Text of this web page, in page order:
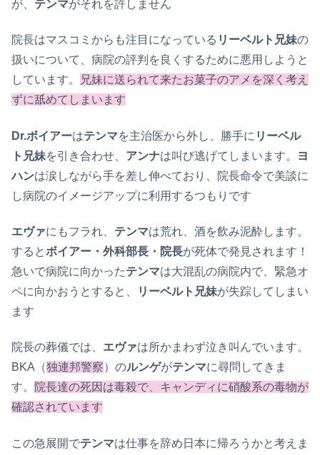
が、 テンマがそれを許しません
院長はマスコミからも注目になっている リーベルト兄妹の
扱いについて、病院の評判を良くするために悪用しようと
しています。
兄妹に送られて来たお菓子のアメを深く考え
ずに舐めてしまいます
Dr.ボイアーはテンマを主治医から外し、勝手に リーベル
ト兄妹を引き合わせ、 アンナは叫び逃げてしまいます。
ヨ
ハンは涙しながら手を差し伸べており、院長命令で美談に
し病院のイメージアップに利用するつもりです
エヴァにもフラれ、 テンマは荒れ、酒を飲み泥酔します。
するとボイアー・外科部長・院長が死体で発見されます！
急いで病院に向かったテンマは大混乱の病院内で、緊急オ
ペに向かおうとすると、
リーベルト兄妹が失踪してしまい
ます
院長の葬儀では、 エヴァは所かまわず泣き叫んでいます。
BKA（独連邦警察）のルンゲがテンマに尋問してきま
す。
院長達の死因は毒殺で、キャンディに硝酸系の毒物が
確認されています
この急展開でテンマは仕事を辞め日本に帰ろうかと考えま